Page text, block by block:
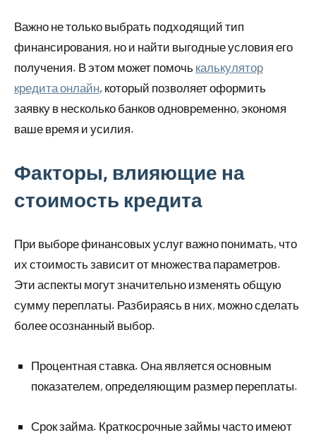
Важно не только выбрать подходящий тип
финансирования, но и найти выгодные условия его
получения. В этом может помочь калькулятор
кредита онлайн, который позволяет оформить
заявку в несколько банков одновременно, экономя
ваше время и усилия.
Факторы, влияющие на
стоимость кредита
При выборе финансовых услуг важно понимать, что
их стоимость зависит от множества параметров.
Эти аспекты могут значительно изменять общую
сумму переплаты. Разбираясь в них, можно сделать
более осознанный выбор.
Процентная ставка. Она является основным
показателем, определяющим размер переплаты.
Срок займа. Краткосрочные займы часто имеют